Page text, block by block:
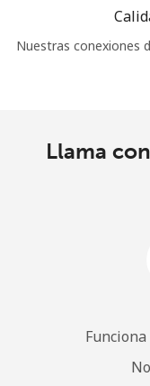
Nuestras conexiones
Llama